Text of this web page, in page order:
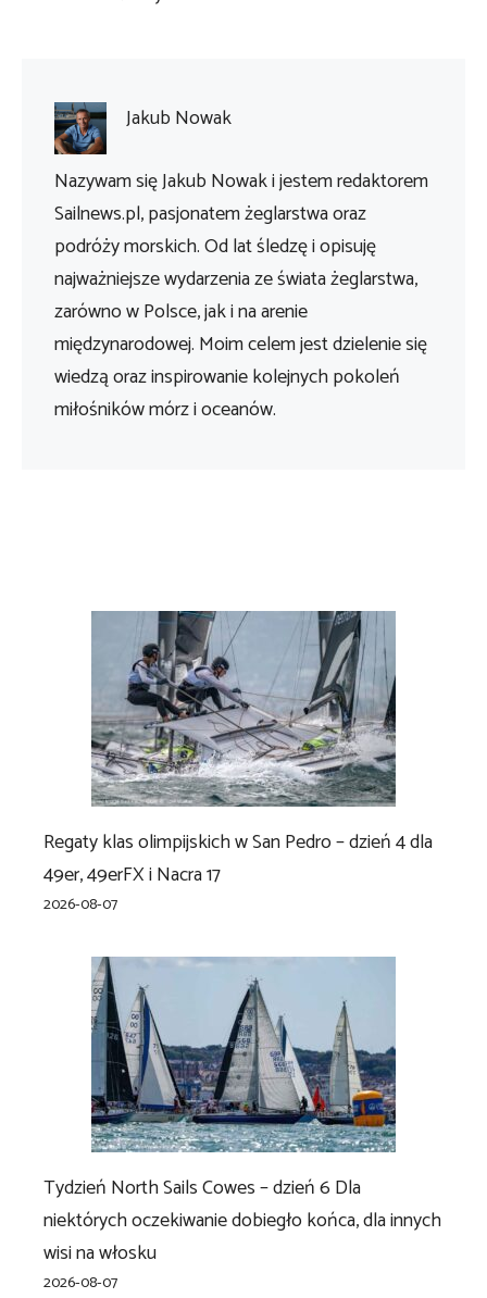
Jakub Nowak
Nazywam się Jakub Nowak i jestem redaktorem
Sailnews.pl, pasjonatem żeglarstwa oraz
podróży morskich. Od lat śledzę i opisuję
najważniejsze wydarzenia ze świata żeglarstwa,
zarówno w Polsce, jak i na arenie
międzynarodowej. Moim celem jest dzielenie się
wiedzą oraz inspirowanie kolejnych pokoleń
miłośników mórz i oceanów.
Regaty klas olimpijskich w San Pedro – dzień 4 dla
49er, 49erFX i Nacra 17
2026-08-07
Tydzień North Sails Cowes – dzień 6 Dla
niektórych oczekiwanie dobiegło końca, dla innych
wisi na włosku
2026-08-07